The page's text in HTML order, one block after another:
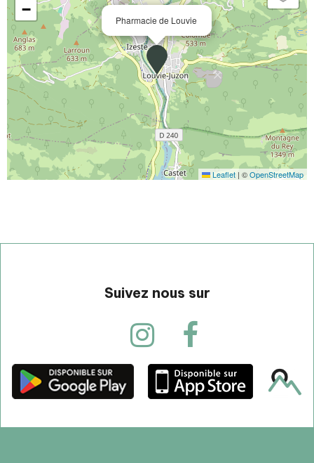
Pharmacie de Louvie
−
Leaflet | ©OpenStreetMap
Suivez nous sur